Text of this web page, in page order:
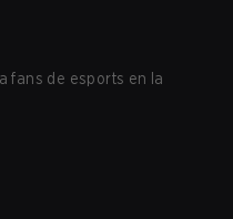
fans de esports en la